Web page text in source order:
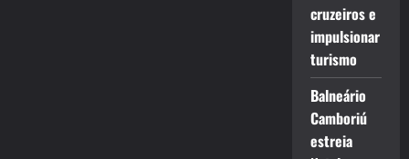
cruzeiros e
impulsionar
turismo
Balneário
Camboriú
estreia